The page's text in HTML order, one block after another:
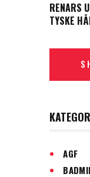
RENARS
TYSKE
AGF